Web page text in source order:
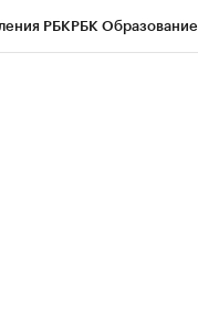
РБКРБК Образование